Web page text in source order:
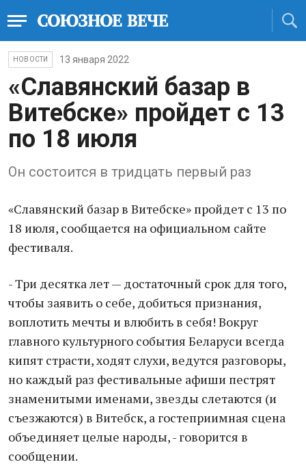
НОВОСТИ 13 января 2022
«Славянский базар в
Витебске» пройдет с 13
по 18 июля
Он состоится в тридцать первый раз
«Славянский базар в Витебске» пройдет с 13 по
18 июля, сообщается на официальном сайте
фестиваля.
- Три десятка лет — достаточный срок для того,
чтобы заявить о себе, добиться признания,
воплотить мечты и влюбить в себя! Вокруг
главного культурного события Беларуси всегда
кипят страсти, ходят слухи, ведутся разговоры,
но каждый раз фестивальные афиши пестрят
знаменитыми именами, звезды слетаются (и
съезжаются) в Витебск, а гостеприимная сцена
объединяет целые народы, - говорится в
сообщении.